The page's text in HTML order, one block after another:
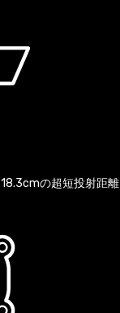
18.3cmの超短投射距離